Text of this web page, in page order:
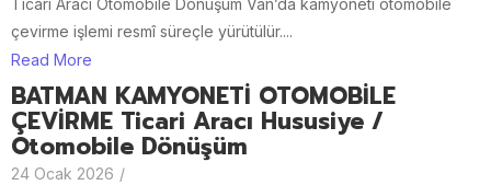
Ticari Aracı Otomobile Dönüşüm Van’da kamyoneti otomobile
çevirme işlemi resmî süreçle yürütülür....
Read More
BATMAN KAMYONETİ OTOMOBİLE
ÇEVİRME Ticari Aracı Hususiye /
Otomobile Dönüşüm
24 Ocak 2026 /